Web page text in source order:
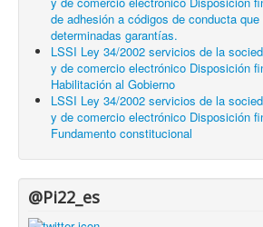
de adhesión a códigos de conducta que
determinadas garantías.
LSSI Ley 34/2002 servicios de la
y de comercio electrónico Disposición
Habilitación al Gobierno
LSSI Ley 34/2002 servicios de la
y de comercio electrónico Disposición
Fundamento constitucional
@Pi22_es